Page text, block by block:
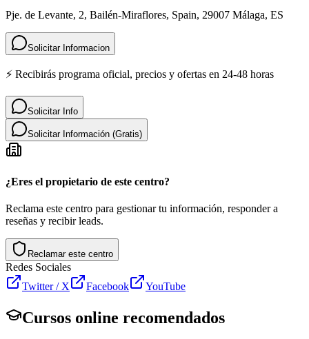
Pje. de Levante, 2, Bailén-Miraflores, Spain, 29007 Málaga, ES
Solicitar Informacion
⚡ Recibirás programa oficial, precios y ofertas en 24-48 horas
Solicitar Info
Solicitar Información (Gratis)
¿Eres el propietario de este centro?
Reclama este centro para gestionar tu información, responder a
reseñas y recibir leads.
Reclamar este centro
Redes Sociales
Twitter / X
Facebook YouTube
Cursos online recomendados